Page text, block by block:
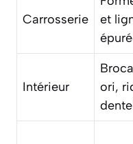
Carrosserie
et
Intérieur
ori,